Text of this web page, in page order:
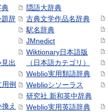
典
題辞
出
例
え
隠語大辞典
古典文学作品名辞典
駅名辞典
JMnedict
Wiktionary日本語版
（日本語カテゴリ）
Weblio実用類語辞典
Weblioシソーラス
研究社 新和英中辞典
Weblio実用英語辞典